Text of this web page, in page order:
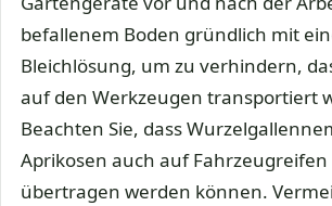
befallenem Boden gründlich mit
Bleichlösung, um zu verhindern,
auf den Werkzeugen transportiert
Beachten Sie, dass
Aprikosen auch auf
übertragen werden können.